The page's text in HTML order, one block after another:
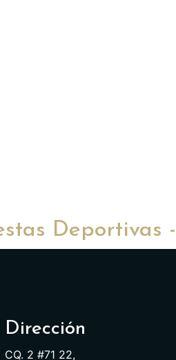
Deportivas
Dirección
CQ. 2 #71 22,